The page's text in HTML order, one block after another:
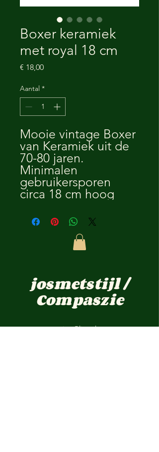
Boxer keramiek
met royal 18 cm
€ 18,00Prijs
Aantal *
Mooie vintage Boxer
van Keramiek uit de
70-80 jaren.
Minimalen
gebruikersporen
circa 18 cm hoog
josmetstijl /
Compaszie
jos-@live.nl